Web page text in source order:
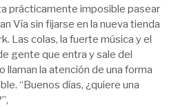
prácticamente imposible pasear
Vía sin fijarse en la nueva tienda
Las colas, la fuerte música y el
gente que entra y sale del
llaman la atención de una forma
“Buenos días, ¿quiere una